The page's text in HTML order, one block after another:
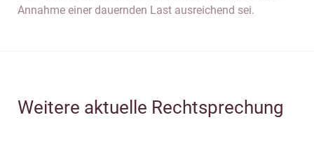
Annahme einer dauernden Last ausreichend sei.
Weitere aktuelle Rechtsprechung